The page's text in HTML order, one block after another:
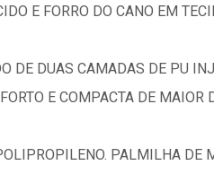
E FORRO DO CANO EM
DE DUAS CAMADAS DE PU
E COMPACTA DE MAIOR
PALMILHA DE